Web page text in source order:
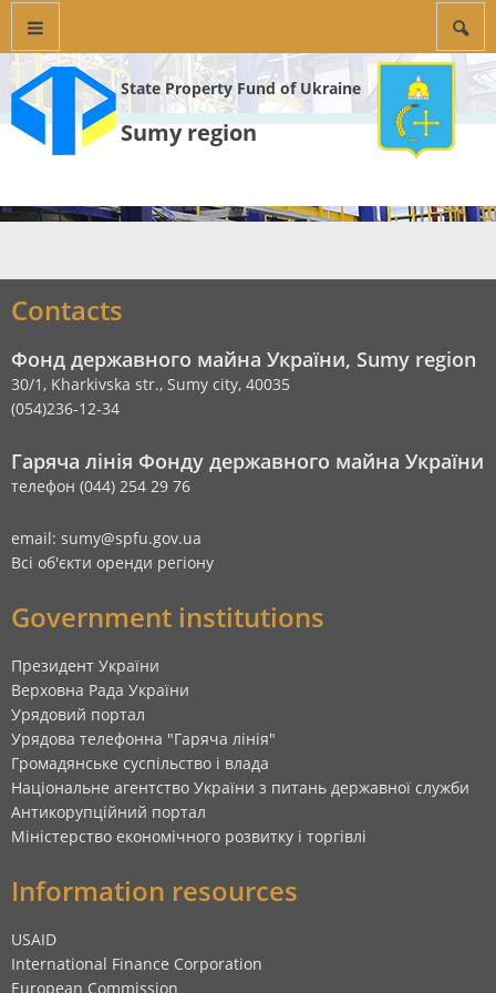
State Property Fund of Ukraine
Sumy region
Contacts
Фонд державного майна України, Sumy region
30/1, Kharkivska str., Sumy city, 40035
(054)236-12-34
Гаряча лінія Фонду державного майна України
телефон (044) 254 29 76
email: sumy@spfu.gov.ua
Всі об'єкти оренди регіону
Government institutions
Президент України
Верховна Рада України
Урядовий портал
Урядова телефонна "Гаряча лінія"
Громадянське суспільство і влада
Національне агентство України з питань державної служби
Антикорупційний портал
Міністерство економічного розвитку і торгівлі
Information resources
USAID
International Finance Corporation
European Commission